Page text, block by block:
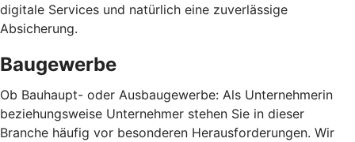
digitale Services und natürlich eine zuverlässige
Absicherung.
Baugewerbe
Ob Bauhaupt- oder Ausbaugewerbe: Als Unternehmerin
beziehungsweise Unternehmer stehen Sie in dieser
Branche häufig vor besonderen Herausforderungen. Wir